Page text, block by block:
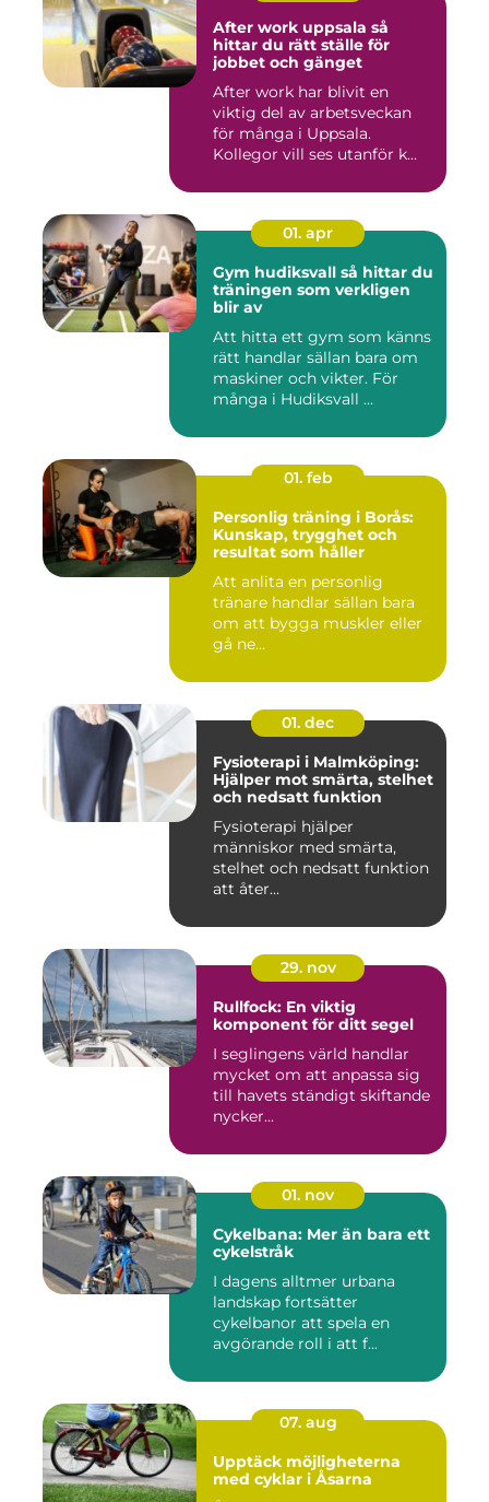
After work uppsala så
hittar du rätt ställe för
jobbet och gänget
After work har blivit en
viktig del av arbetsveckan
för många i Uppsala.
Kollegor vill ses utanför k...
01. apr
Gym hudiksvall så hittar du
träningen som verkligen
blir av
Att hitta ett gym som känns
rätt handlar sällan bara om
maskiner och vikter. För
många i Hudiksvall ...
01. feb
Personlig träning i Borås:
Kunskap, trygghet och
resultat som håller
Att anlita en personlig
tränare handlar sällan bara
om att bygga muskler eller
gå ne...
01. dec
Fysioterapi i Malmköping:
Hjälper mot smärta, stelhet
och nedsatt funktion
Fysioterapi hjälper
människor med smärta,
stelhet och nedsatt funktion
att åter...
29. nov
Rullfock: En viktig
komponent för ditt segel
I seglingens värld handlar
mycket om att anpassa sig
till havets ständigt skiftande
nycker...
01. nov
Cykelbana: Mer än bara ett
cykelstråk
I dagens alltmer urbana
landskap fortsätter
cykelbanor att spela en
avgörande roll i att f...
07. aug
Upptäck möjligheterna
med cyklar i Åsarna